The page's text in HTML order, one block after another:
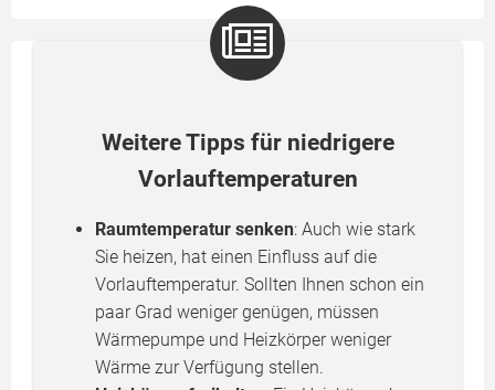
Weitere Tipps für niedrigere
Vorlauftemperaturen
Raumtemperatur senken: Auch wie stark
Sie heizen, hat einen Einfluss auf die
Vorlauftemperatur. Sollten Ihnen schon ein
paar Grad weniger genügen, müssen
Wärmepumpe und Heizkörper weniger
Wärme zur Verfügung stellen.